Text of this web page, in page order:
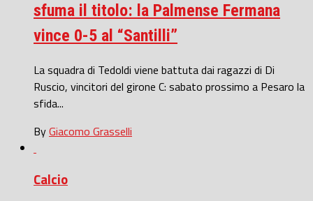
sfuma il titolo: la Palmense Fermana
vince 0-5 al “Santilli”
La squadra di Tedoldi viene battuta dai ragazzi di Di
Ruscio, vincitori del girone C: sabato prossimo a Pesaro la
sfida...
ByGiacomo Grasselli
Calcio